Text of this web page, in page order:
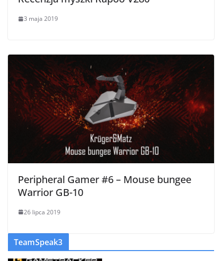
3 maja 2019
Peripheral Gamer #6 – Mouse bungee
Warrior GB-10
26 lipca 2019
TeamSpeak3